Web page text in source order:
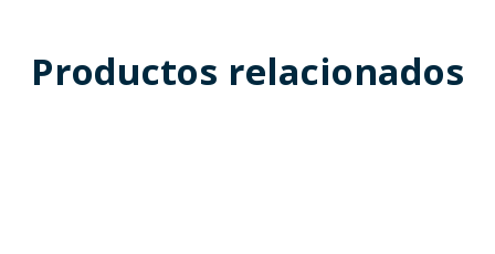
Productos relacionados